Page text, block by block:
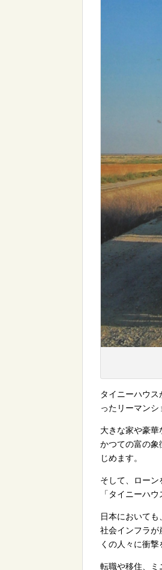
タイニーハウ
ったリーマンシ
大きな家や豪華
かつての富の象
じめます。
そして、ロー
「タイニーハ
日本において
社会インフラが
くの人々に衝撃
転職や移住、ミ